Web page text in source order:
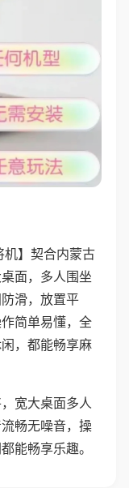
机】契合内蒙古
面，多人围坐
滑，放置平
简单易懂，全
，都能畅享麻
宽大桌面多人
畅无噪音，操
能畅享乐趣。